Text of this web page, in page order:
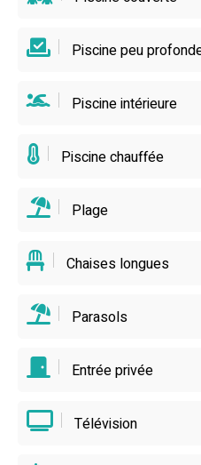
Audinghen pour explorer
savourer la beauté sauvage
Piscine peu
Piscine intérieure
Piscine chauffée
Plage
Chaises longues
Parasols
Entrée privée
Télévision